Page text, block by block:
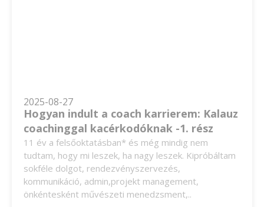
2025-08-27
Hogyan indult a coach karrierem: Kalauz
coachinggal kacérkodóknak -1. rész
11 év a felsőoktatásban* és még mindig nem
tudtam, hogy mi leszek, ha nagy leszek. Kipróbáltam
sokféle dolgot, rendezvényszervezés,
kommunikáció, admin,projekt management,
önkéntesként művészeti menedzsment,..